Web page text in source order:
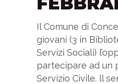
Il Comune di
giovani (3 in
Servizi Sociali)
partecipare ad un
Servizio Civile. ll